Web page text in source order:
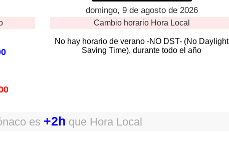
domingo, 9 de agosto de 2026
Cambio horario Hora Local
No hay horario de verano -NO DST- (No Daylight
Saving Time), durante todo el año
es +2h que Hora Local